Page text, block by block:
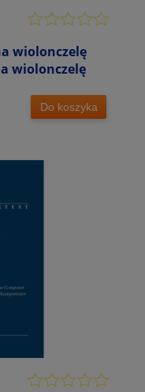
wiolonczelę
wiolonczelę
Do koszyka